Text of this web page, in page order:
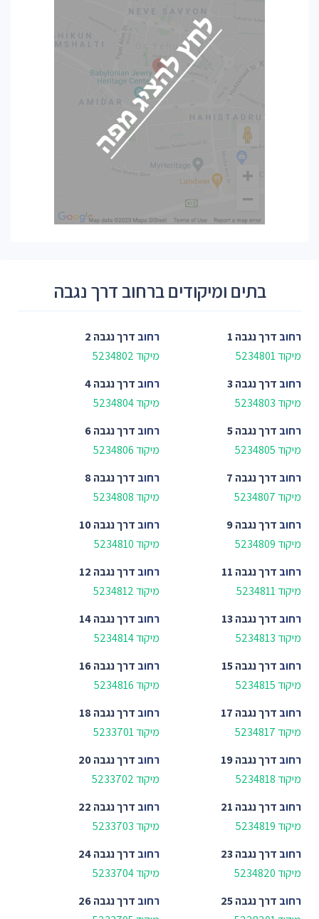
בתים ומיקודים ברחוב דרך נגבה
רחוב דרך נגבה 1
מיקוד 5234801
רחוב דרך נגבה 2
מיקוד 5234802
רחוב דרך נגבה 3
מיקוד 5234803
רחוב דרך נגבה 4
מיקוד 5234804
רחוב דרך נגבה 5
מיקוד 5234805
רחוב דרך נגבה 6
מיקוד 5234806
רחוב דרך נגבה 7
מיקוד 5234807
רחוב דרך נגבה 8
מיקוד 5234808
רחוב דרך נגבה 9
מיקוד 5234809
רחוב דרך נגבה 10
מיקוד 5234810
רחוב דרך נגבה 11
מיקוד 5234811
רחוב דרך נגבה 12
מיקוד 5234812
רחוב דרך נגבה 13
מיקוד 5234813
רחוב דרך נגבה 14
מיקוד 5234814
רחוב דרך נגבה 15
מיקוד 5234815
רחוב דרך נגבה 16
מיקוד 5234816
רחוב דרך נגבה 17
מיקוד 5234817
רחוב דרך נגבה 18
מיקוד 5233701
רחוב דרך נגבה 19
מיקוד 5234818
רחוב דרך נגבה 20
מיקוד 5233702
רחוב דרך נגבה 21
מיקוד 5234819
רחוב דרך נגבה 22
מיקוד 5233703
רחוב דרך נגבה 23
מיקוד 5234820
רחוב דרך נגבה 24
מיקוד 5233704
רחוב דרך נגבה 25
רחוב דרך נגבה 26